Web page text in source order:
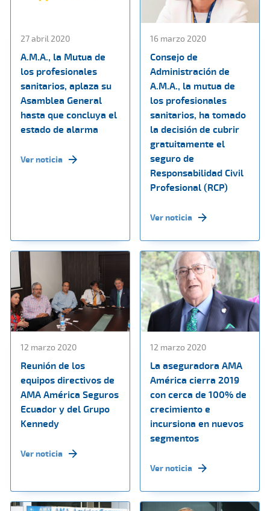
27 abril 2020
A.M.A., la Mutua de
los profesionales
sanitarios, aplaza su
Asamblea General
hasta que concluya el
estado de alarma
Ver noticia
16 marzo 2020
Consejo de
Administración de
A.M.A., la mutua de
los profesionales
sanitarios, ha tomado
la decisión de cubrir
gratuitamente el
seguro de
Responsabilidad Civil
Profesional (RCP)
Ver noticia
12 marzo 2020
Reunión de los
equipos directivos de
AMA América Seguros
Ecuador y del Grupo
Kennedy
Ver noticia
12 marzo 2020
La aseguradora AMA
América cierra 2019
con cerca de 100% de
crecimiento e
incursiona en nuevos
segmentos
Ver noticia